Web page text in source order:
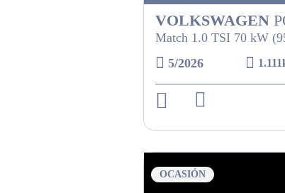
VOLKSWAGEN
Match 1.0 TSI 70 kW
5/2026
OCASIÓN